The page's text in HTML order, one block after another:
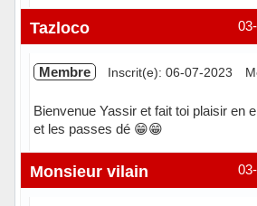
Hors ligne
Tazloco
Membre Inscrit(e): 06-07-2023
Bienvenue Yassir et fait toi plaisir en
et les passes dé 😁😁
Hors ligne
Monsieur vilain